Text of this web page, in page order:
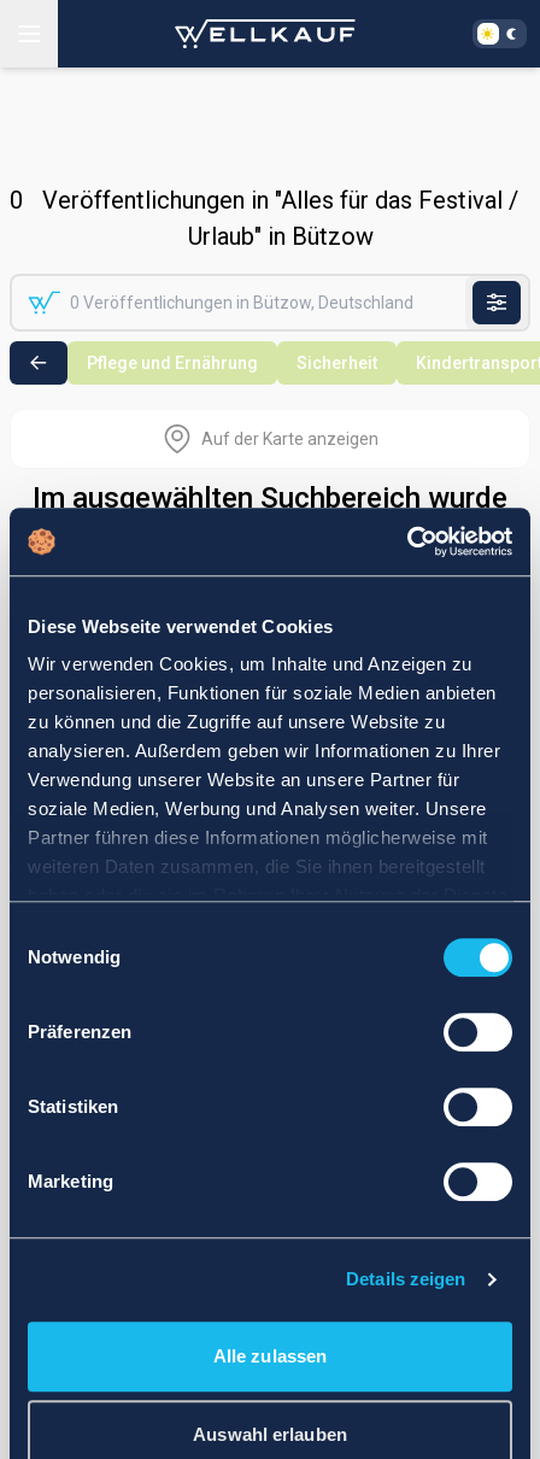
Diese Webseite verwendet Cookies
Wir verwenden Cookies, um Inhalte und Anzeigen zu
personalisieren, Funktionen für soziale Medien anbieten
zu können und die Zugriffe auf unsere Website zu
analysieren. Außerdem geben wir Informationen zu Ihrer
Verwendung unserer Website an unsere Partner für
soziale Medien, Werbung und Analysen weiter. Unsere
Partner führen diese Informationen möglicherweise mit
weiteren Daten zusammen, die Sie ihnen bereitgestellt
Notwendig
Präferenzen
Statistiken
Marketing
Details zeigen
Alle zulassen
Auswahl erlauben
0
Veröffentlichungen in "Alles für das Festival /
Urlaub" in Bützow
Pflege und Ernährung Sicherheit
Auf der Karte anzeigen
Im ausgewählten Suchbereich wurde
Abfrage neu oder legen Sie weniger strenge Grenzen fest.
wenn Anzeigen verfügbar sind.